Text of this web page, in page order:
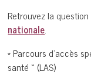
Retrouvez la
nationale.
* Parcours d’accès
santé » (LAS)